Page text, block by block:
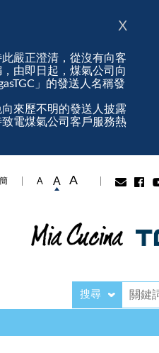
嚴正澄清，從沒有向客
由即日起，煤氣公司向
」的發送人名稱發
來歷不明的發送人披露
電煤氣公司客戶服務熱
X
簡 A A A
搜尋